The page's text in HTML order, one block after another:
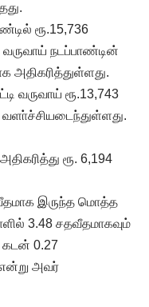
ரூ.15,736
நடப்பாண்டின்
அதிகரித்துள்ளது.
வருவாய் ரூ.13,743
வளா்ச்சியடைந்துள்ளது.
ரூ. 6,194
இருந்த மொத்த
3.48 சதவீதமாகவும்
கடன் 0.27
அவர்